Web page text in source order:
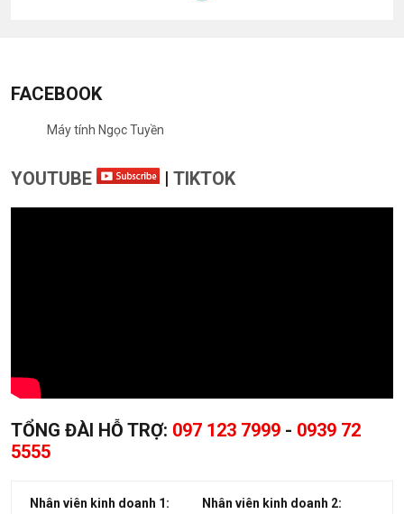
FACEBOOK
Máy tính Ngọc Tuyền
YOUTUBE | TIKTOK
TỔNG ĐÀI HỖ TRỢ: 097 123 7999 - 0939 72
5555
Nhân viên kinh doanh 1:
Nhân viên kinh doanh 2: